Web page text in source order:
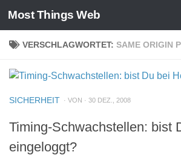
Zum Inhalt springen
Most Things Web
VERSCHLAGWORTET: SAME ORIGIN
SICHERHEIT · VON · 30 DEZ., 2008
Timing-Schwachstellen: bist
eingeloggt?